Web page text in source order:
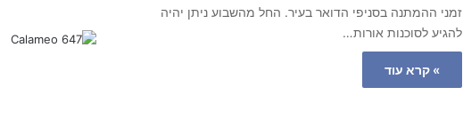
זמני ההמתנה בסניפי הדואר בעיר. החל מהשבוע ניתן יהיה
להגיע לסוכנות אורות…
» קרא עוד